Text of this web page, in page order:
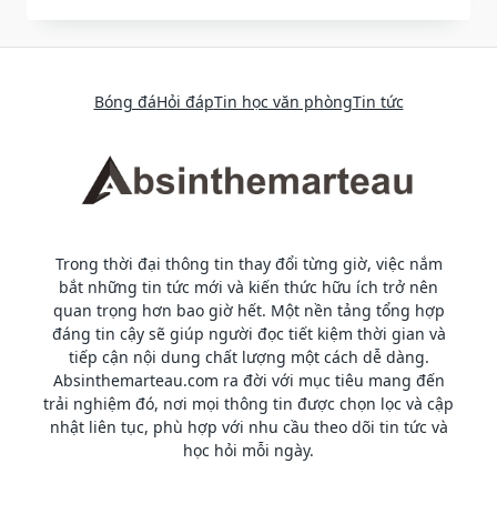
Bóng đáHỏi đápTin học văn phòngTin tức
Trong thời đại thông tin thay đổi từng giờ, việc nắm
bắt những tin tức mới và kiến thức hữu ích trở nên
quan trọng hơn bao giờ hết. Một nền tảng tổng hợp
đáng tin cậy sẽ giúp người đọc tiết kiệm thời gian và
tiếp cận nội dung chất lượng một cách dễ dàng.
Absinthemarteau.com ra đời với mục tiêu mang đến
trải nghiệm đó, nơi mọi thông tin được chọn lọc và cập
nhật liên tục, phù hợp với nhu cầu theo dõi tin tức và
học hỏi mỗi ngày.